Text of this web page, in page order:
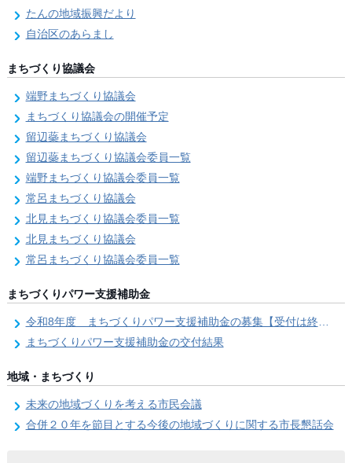
たんの地域振興だより
自治区のあらまし
まちづくり協議会
端野まちづくり協議会
まちづくり協議会の開催予定
留辺蘂まちづくり協議会
留辺蘂まちづくり協議会委員一覧
端野まちづくり協議会委員一覧
常呂まちづくり協議会
北見まちづくり協議会委員一覧
北見まちづくり協議会
常呂まちづくり協議会委員一覧
まちづくりパワー支援補助金
令和8年度 まちづくりパワー支援補助金の募集【受付は終了しました。】
まちづくりパワー支援補助金の交付結果
地域・まちづくり
未来の地域づくりを考える市民会議
合併２０年を節目とする今後の地域づくりに関する市長懇話会